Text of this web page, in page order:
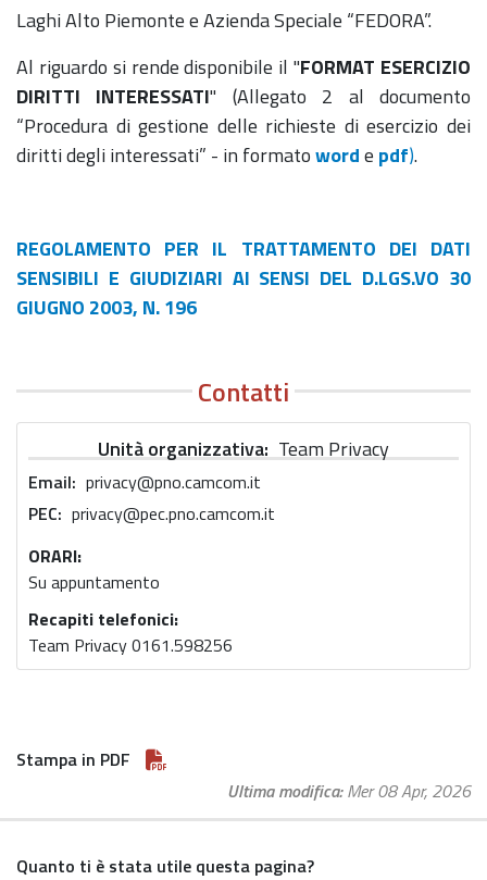
Laghi Alto Piemonte e Azienda Speciale “FEDORA”.
Al riguardo si rende disponibile il "FORMAT ESERCIZIO
DIRITTI INTERESSATI" (Allegato 2 al documento
“Procedura di gestione delle richieste di esercizio dei
diritti degli interessati” - in formatoworde pdf).
REGOLAMENTO PER IL TRATTAMENTO DEI DATI
SENSIBILI E GIUDIZIARI AI SENSI DEL D.LGS.VO 30
GIUGNO 2003, N. 196
Contatti
Unità organizzativa Team Privacy
Email privacy@pno.camcom.it
PEC privacy@pec.pno.camcom.it
ORARI:
Su appuntamento
Recapiti telefonici:
Team Privacy 0161.598256
Stampa in PDF
Ultima modifica Mer 08 Apr, 2026
Quanto ti è stata utile questa pagina?